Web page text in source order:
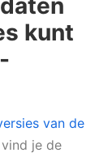
kunt
van de
je de